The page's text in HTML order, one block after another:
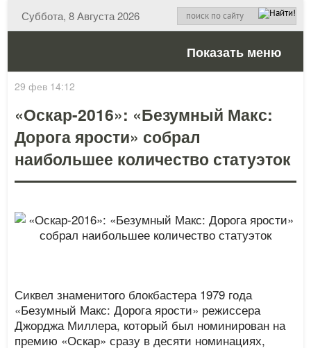
Суббота, 8 Августа 2026
Показать меню
29 фев 14:12
«Оскар-2016»: «Безумный Макс:
Дорога ярости» собрал
наибольшее количество статуэток
Сиквел знаменитого блокбастера 1979 года
«Безумный Макс: Дорога ярости» режиссера
Джорджа Миллера, который был номинирован на
премию «Оскар» сразу в десяти номинациях,